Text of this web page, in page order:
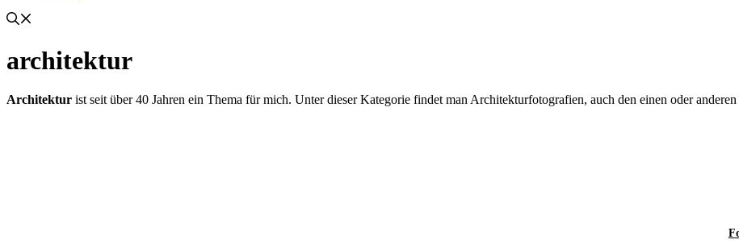
architektur
Architektur ist seit über 40 Jahren ein Thema für mich. Unter dieser Kategorie findet man Architekturfotografien, auch den einen oder anderen